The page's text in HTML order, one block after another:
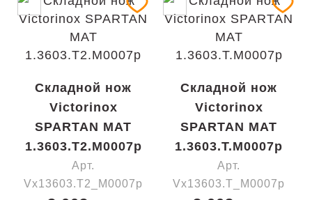
Складной нож
Victorinox
SPARTAN MAT
1.3603.T2.M0007p
Арт.
Vx13603.T2_M0007p
Складной нож
Victorinox
SPARTAN MAT
1.3603.T.M0007p
Арт.
Vx13603.T_M0007p